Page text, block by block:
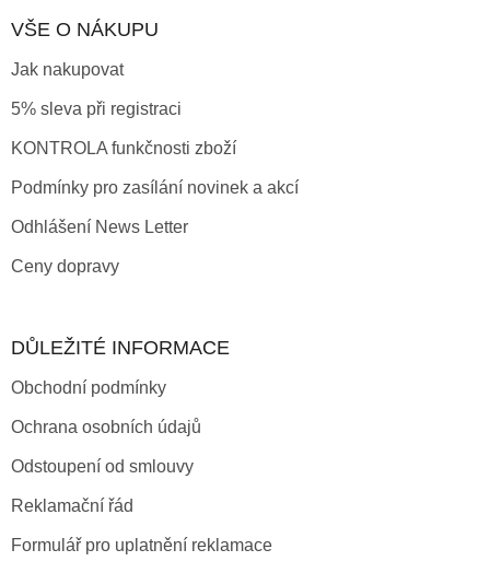
VŠE O NÁKUPU
Jak nakupovat
5% sleva při registraci
KONTROLA funkčnosti zboží
Podmínky pro zasílání novinek a akcí
Odhlášení News Letter
Ceny dopravy
DŮLEŽITÉ INFORMACE
Obchodní podmínky
Ochrana osobních údajů
Odstoupení od smlouvy
Reklamační řád
Formulář pro uplatnění reklamace